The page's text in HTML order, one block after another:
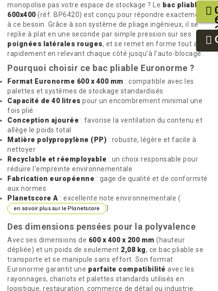
monopolise pas votre espace de stockage ? Le bac pliable
600x400 (réf. BP6420) est conçu pour répondre exactement
à ce besoin. Grâce à son système de pliage ingénieux, il se
replie à plat en une seconde par simple pression sur ses
poignées latérales rouges, et se remet en forme tout aussi
rapidement en relevant chaque côté jusqu'à l'auto-blocage.
Pourquoi choisir ce bac pliable Euronorme ?
Format Euronorme 600 x 400 mm : compatible avec les
palettes et systèmes de stockage standardisés
Capacité de 40 litres pour un encombrement minimal une
fois plié
Conception ajourée : favorise la ventilation du contenu et
allège le poids total
Matière polypropylène (PP) : robuste, légère et facile à
nettoyer
Recyclable et réemployable : un choix responsable pour
réduire l'empreinte environnementale
Fabrication européenne : gage de qualité et de conformité
aux normes
Planetscore A : excellente note environnementale (
en savoir plus sur le Planetscore )
Des dimensions pensées pour la polyvalence
Avec ses dimensions de 600 x 400 x 200 mm (hauteur
dépliée) et un poids de seulement 2,08 kg, ce bac pliable se
transporte et se manipule sans effort. Son format
Euronorme garantit une parfaite compatibilité avec les
rayonnages, chariots et palettes standards utilisés en
logistique, restauration, commerce de détail ou industrie.